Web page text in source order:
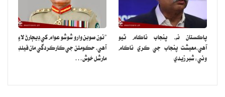
پاڪستان نه، پنجاب ناڪام ٿيو
آهي،معيشت پنجاب جي ڪري ناڪام
وئي: شبر زيدي
”نون صوبن وارو شوشو عوام کي ڊيڄارڻ لاءِ
آهي، حڪومتن جي ڪارڪردگي مان فيلڊ
مارشل خوش…